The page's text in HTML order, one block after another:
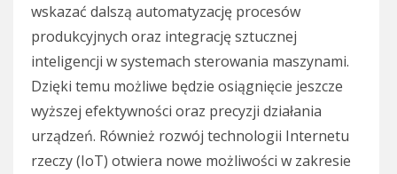
wskazać dalszą automatyzację procesów
produkcyjnych oraz integrację sztucznej
inteligencji w systemach sterowania maszynami.
Dzięki temu możliwe będzie osiągnięcie jeszcze
wyższej efektywności oraz precyzji działania
urządzeń. Również rozwój technologii Internetu
rzeczy (IoT) otwiera nowe możliwości w zakresie